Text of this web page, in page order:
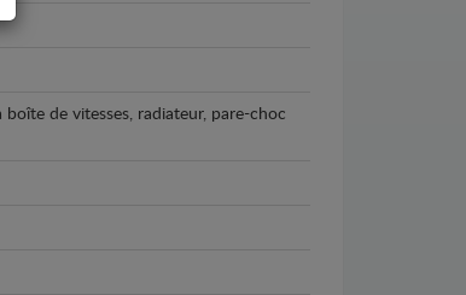
boîte de vitesses, radiateur, pare-choc